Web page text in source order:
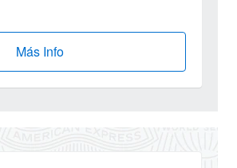
Más Info